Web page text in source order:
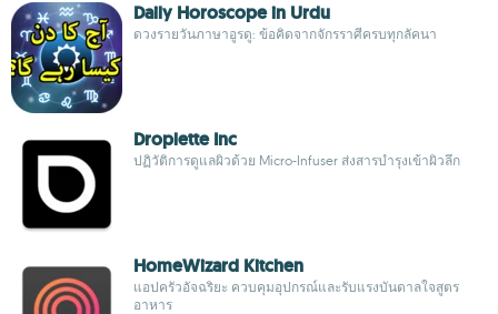
Daily Horoscope in Urdu
ดวงรายวันภาษาอูรดู: ข้อคิดจากจักรราศีครบทุกลัคนา
Droplette Inc
ปฏิวัติการดูแลผิวด้วย Micro-Infuser ส่งสารบำรุงเข้าผิวลึก
HomeWizard Kitchen
แอปครัวอัจฉริยะ ควบคุมอุปกรณ์และรับแรงบันดาลใจสูตร
อาหาร